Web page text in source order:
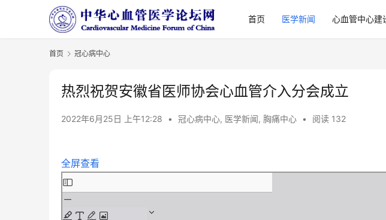
首页 医学新闻 心血管中心建
首页 冠心病中心
热烈祝贺安徽省医师协会心血管介入分会成立
2022年6月25日 上午12:28 • 冠心病中心, 医学新闻, 胸痛中心 • 阅读 132
全屏查看
Skip
to
PDF